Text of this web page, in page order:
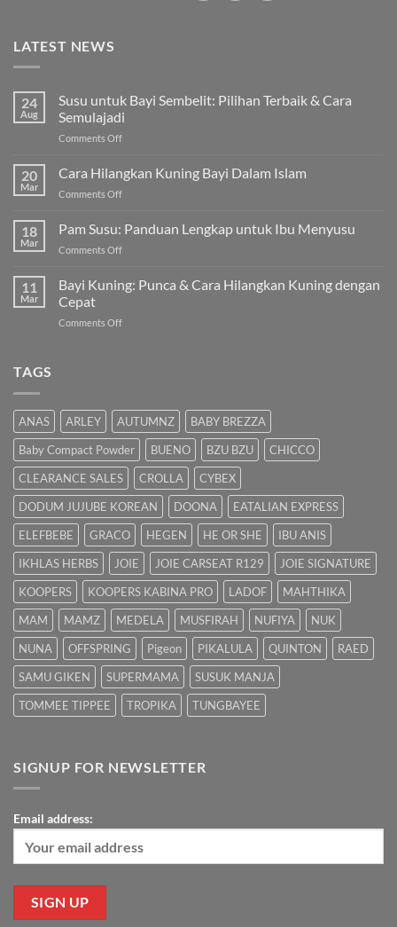
LATEST NEWS
24
Aug
Susu untuk Bayi Sembelit: Pilihan Terbaik & Cara
Semulajadi
Comments Offon
untuk
Bayi
Terbaik
20
Mar
Cara Hilangkan Kuning Bayi Dalam Islam
Comments Offon
Hilangkan
Islam
18
Mar
Pam Susu: Panduan Lengkap untuk Ibu Menyusu
Comments Offon
Susu:
Panduan
untuk
11
Mar
Bayi Kuning: Punca & Cara Hilangkan Kuning dengan
Cepat
Comments Offon
Hilangkan
Kuning
dengan
Cepat
TAGS
ANAS ARLEY AUTUMNZ
BABY BREZZA
Baby Compact Powder
BUENO BZU BZU
CHICCO
CLEARANCE SALES
CROLLA
CYBEX
DODUM JUJUBE KOREAN
DOONA
EATALIAN EXPRESS
ELEFBEBE
GRACO HEGEN HE OR SHE
IBU ANIS
IKHLAS HERBS
JOIE JOIE CARSEAT R129
JOIE SIGNATURE
KOOPERS
KOOPERS KABINA PRO LADOF
MAHTHIKA
MAM
MAMZ MEDELA MUSFIRAH NUFIYA
NUK
NUNA
OFFSPRING Pigeon PIKALULA QUINTON
RAED
SAMU GIKEN
SUPERMAMA
SUSUK MANJA
TOMMEE TIPPEE
TROPIKA TUNGBAYEE
SIGNUP FOR NEWSLETTER
Email address: